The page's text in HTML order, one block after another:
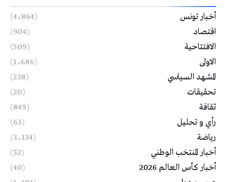
أخبار تونس
(4٬864)
اقتصاد
(904)
الافتتاحية
(509)
الاولى
(1٬686)
المشهد السياسي
(238)
تحقيقات
(20)
ثقافة
(849)
رأي و تحليل
(63)
رياضة
(3٬134)
أخبار المنتخب الوطني
(52)
أخبار كأس العالم 2026
(40)